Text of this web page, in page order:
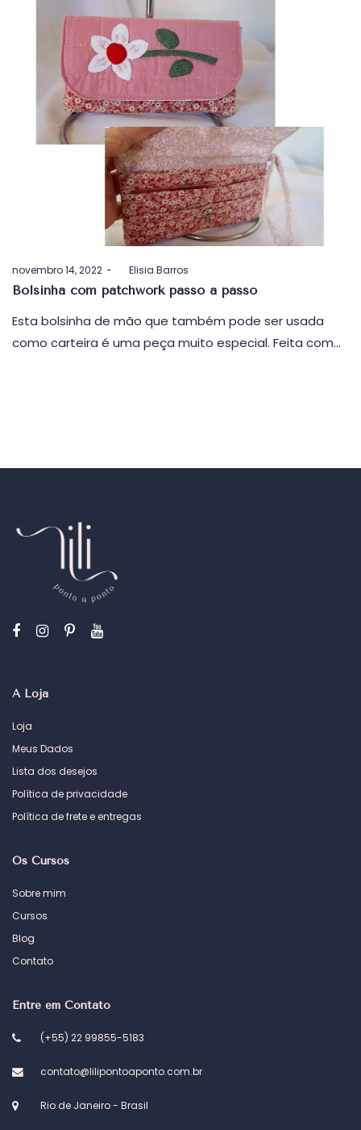
Postado
em
novembro 14, 2022 byElisia Barros
Bolsinha com patchwork passo a passo
Esta bolsinha de mão que também pode ser usada
como carteira é uma peça muito especial. Feita com…
A Loja
Loja
Meus Dados
Lista dos desejos
Política de privacidade
Política de frete e entregas
Os Cursos
Sobre mim
Cursos
Blog
Contato
Entre em Contato
(+55) 22 99855-5183
contato@lilipontoaponto.com.br
Rio de Janeiro - Brasil